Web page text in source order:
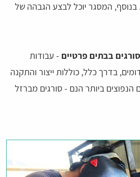
בנוסף, המסגר יוכל לבצע הגבהה של
בבתים פרטיים - עבודות
בדרך כלל, כוללות ייצור והתקנה
הנפוצים ביותר הנם - סורגים מברזל